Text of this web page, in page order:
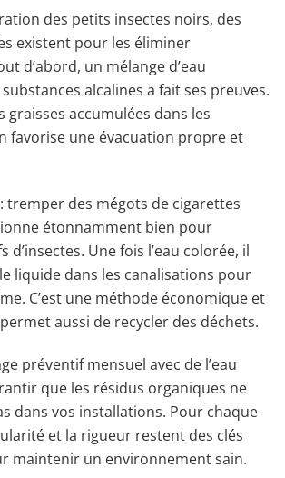
des petits insectes noirs, des
existent pour les éliminer
d’abord, un mélange d’eau
alcalines a fait ses preuves.
graisses accumulées dans les
favorise une évacuation propre et
tremper des mégots de cigarettes
étonnamment bien pour
Une fois l’eau colorée, il
liquide dans les canalisations pour
C’est une méthode économique et
aussi de recycler des déchets.
préventif mensuel avec de l’eau
que les résidus organiques ne
dans vos installations. Pour chaque
et la rigueur restent des clés
maintenir un environnement sain.